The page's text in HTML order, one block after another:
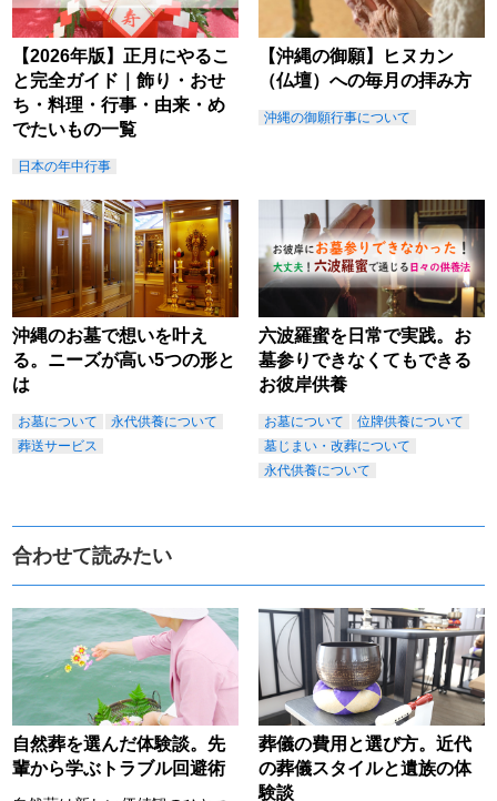
【2026年版】正月にやるこ
と完全ガイド｜飾り・おせ
ち・料理・行事・由来・め
でたいもの一覧
日本の年中行事
【沖縄の御願】ヒヌカン
（仏壇）への毎月の拝み方
沖縄の御願行事について
沖縄のお墓で想いを叶え
る。ニーズが高い5つの形と
は
お墓について
永代供養について
葬送サービス
六波羅蜜を日常で実践。お
墓参りできなくてもできる
お彼岸供養
お墓について
位牌供養について
墓じまい・改葬について
永代供養について
合わせて読みたい
自然葬を選んだ体験談。先
輩から学ぶトラブル回避術
葬儀の費用と選び方。近代
の葬儀スタイルと遺族の体
験談